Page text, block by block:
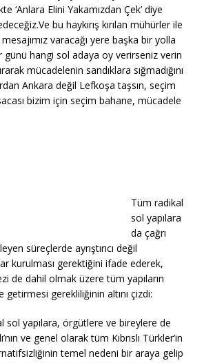
‘Anlara Elini Yakamızdan Çek’ diye
bu haykırış kırılan mühürler ile
varacağı yere başka bir yolla
günü hangi sol adaya oy verirseniz verin
mücadelenin sandıklara sığmadığını
Ankara değil Lefkoşa taşsın, seçim
bizim için seçim bahane, mücadele
Tüm radikal
sol yapılara
da çağrı
süreçlerde ayrıştırıcı değil
kurulması gerektiğini ifade ederek,
de dahil olmak üzere tüm yapıların
gerekliliğinin altını çizdi:
sol yapılara, örgütlere ve bireylere de
ve genel olarak tüm Kıbrıslı Türkler’in
temel nedeni bir araya gelip